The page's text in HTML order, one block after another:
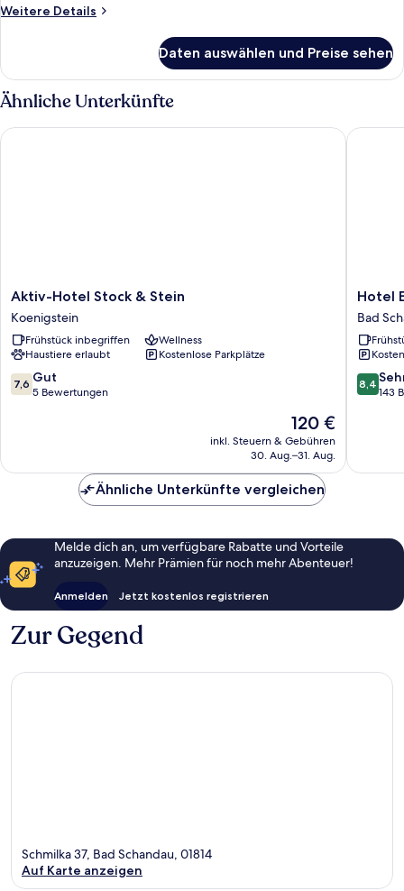
Weitere Details
Weitere
2 Schlafzimmer
Daten auswählen und Preise sehen
Ähnliche Unterkünfte
Aktiv-
Hotel
Stock
&
Stein
Koenigstein
Aktiv-Hotel Stock & Stein
Koenigstein
Frühstück inbegriffen
Wellness
Haustiere erlaubt
Kostenlose Parkplätze
7.6
von
7,6 Gut
5 Bewertungen
Der
Preis
beträgt
120 €
inkl. Steuern & Gebühren
30. Aug.–31. Aug.
Aktiv-Hotel Stock & Stein
Hotel
Krippen
Bad
Hotel
Bad
8.4
von
8,4
143
Hotel
Ähnliche Unterkünfte vergleichen
Melde dich an, um verfügbare Rabatte und Vorteile
anzuzeigen. Mehr Prämien für noch mehr Abenteuer!
Anmelden Jetzt kostenlos registrieren
Zur Gegend
Schmilka 37, Bad Schandau, 01814
Auf Karte anzeigen